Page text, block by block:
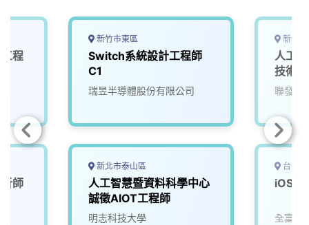
程
師
新竹市東區
Switch系統設計工程師
C1
瑞昱半導體股份有限公司
新北市泰山區
人工智慧暨資料科學中心
誠徵AIOT工程師
明志科技大學
新竹
人工
技術
聯發科
台中
iOS
全富數